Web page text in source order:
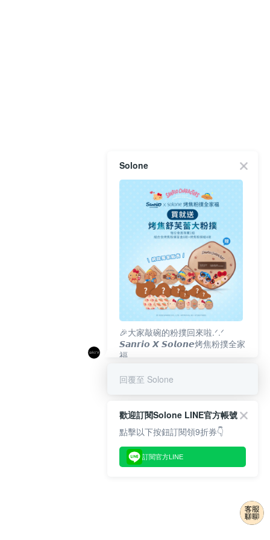
Solone
🎉大家敲碗的粉撲回來啦.ᐟ‪‪.ᐟ
𝙎𝙖𝙣𝙧𝙞𝙤 𝙓 𝙎𝙤𝙡𝙤𝙣𝙚烤焦粉撲全家
福
回覆至 Solone
歡迎訂閱Solone LINE官方帳號
點擊以下按鈕訂閱領9折券👇
訂閱官方LINE